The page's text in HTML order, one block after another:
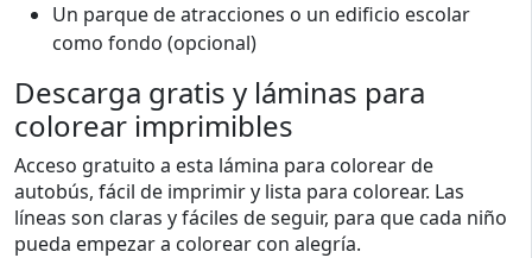
Un parque de atracciones o un edificio escolar
como fondo (opcional)
Descarga gratis y láminas para
colorear imprimibles
Acceso gratuito a esta lámina para colorear de
autobús, fácil de imprimir y lista para colorear. Las
líneas son claras y fáciles de seguir, para que cada niño
pueda empezar a colorear con alegría.